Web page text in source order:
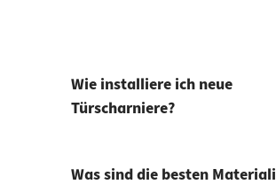
Wie installiere ich neue
Türscharniere?
Was sind die besten